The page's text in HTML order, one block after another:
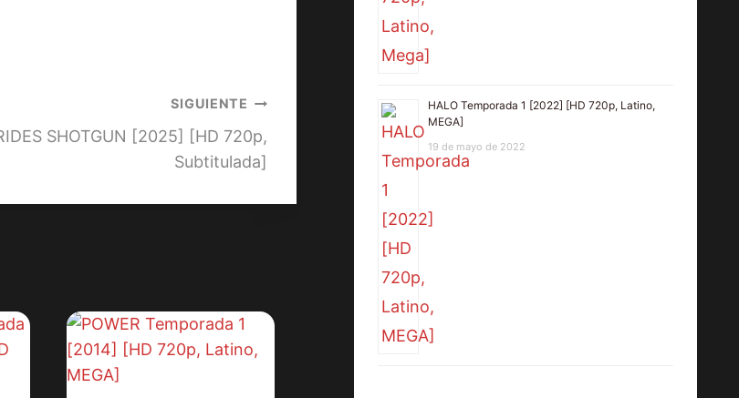
SIGUIENTE
SHOTGUN [2025] [HD 720p,
Subtitulada]
HALO Temporada 1 [2022] [HD 720p, Latino,
MEGA]
19 de mayo de 2022